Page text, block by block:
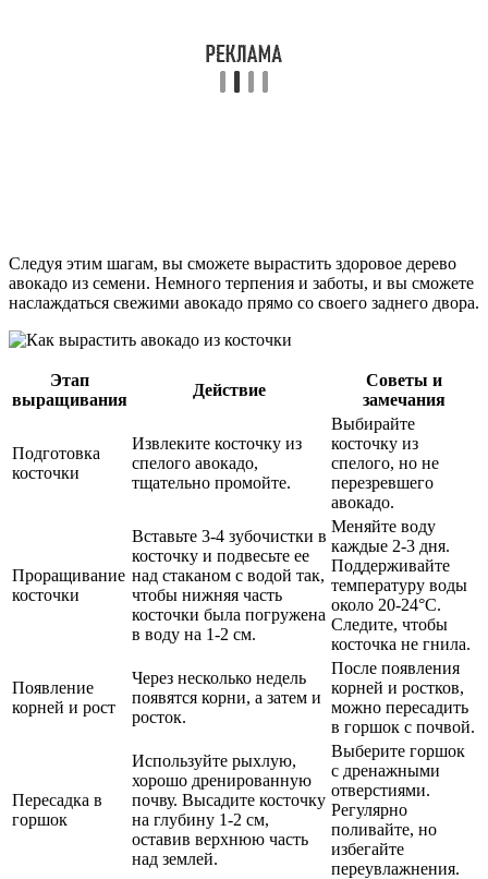
Следуя этим шагам, вы сможете вырастить здоровое дерево
авокадо из семени. Немного терпения и заботы, и вы сможете
наслаждаться свежими авокадо прямо со своего заднего двора.
Этап
выращивания
Действие
Советы и
замечания
Подготовка
косточки
Извлеките косточку из
спелого авокадо,
тщательно промойте.
Выбирайте
косточку из
спелого, но не
перезревшего
авокадо.
Проращивание
косточки
Вставьте 3-4 зубочистки в
косточку и подвесьте ее
над стаканом с водой так,
чтобы нижняя часть
косточки была погружена
в воду на 1-2 см.
Меняйте воду
каждые 2-3 дня.
Поддерживайте
температуру воды
около 20-24°C.
Следите, чтобы
косточка не гнила.
Появление
корней и рост
Через несколько недель
появятся корни, а затем и
росток.
После появления
корней и ростков,
можно пересадить
в горшок с почвой.
Пересадка в
горшок
Используйте рыхлую,
хорошо дренированную
почву. Высадите косточку
на глубину 1-2 см,
оставив верхнюю часть
над землей.
Выберите горшок
с дренажными
отверстиями.
Регулярно
поливайте, но
избегайте
переувлажнения.